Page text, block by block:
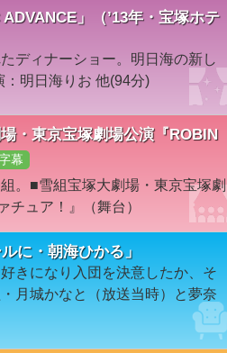
」（’13年・宝塚ホテ
ディナーショー。明日海の新し
明日海りお 他(94分)
・東京宝塚劇場公演『ROBIN
幕
。■雪組宝塚大劇場・東京宝塚劇
ュア！』（舞台）
に・朝海ひかる」
きになり入団を決意したか、そ
月城かなと（放送当時）と夢奈